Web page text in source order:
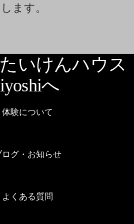
ます。
いけんハウス
へ
体験について
ログ・お知らせ
よくある質問